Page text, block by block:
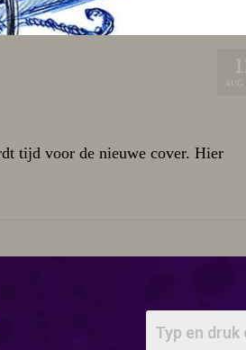
AUG
tijd voor de nieuwe cover. Hier